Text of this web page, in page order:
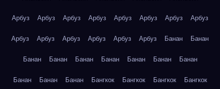
Арбуз Арбуз Арбуз Арбуз Арбуз Арбуз Арбуз Арбуз
Арбуз Арбуз Арбуз Арбуз Арбуз Арбуз Банан Банан
Банан Банан Банан Банан Банан Банан Банан
Банан Банан Банан Бангкок Бангкок Бангкок Бангкок